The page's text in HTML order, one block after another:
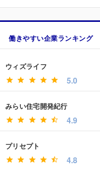
働きやすい企業ランキング
ウィズライフ
5.0
みらい住宅開発紀行
4.9
プリセプト
4.8